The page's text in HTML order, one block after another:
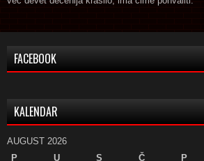
FACEBOOK
KALENDAR
AUGUST 2026
P
U S Č P